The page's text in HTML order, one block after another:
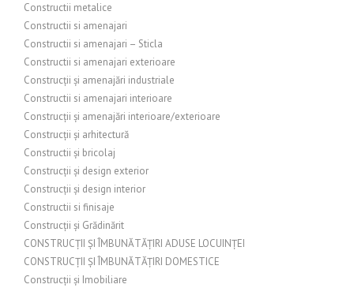
Constructii metalice
Constructii si amenajari
Constructii si amenajari – Sticla
Constructii si amenajari exterioare
Construcții și amenajări industriale
Constructii si amenajari interioare
Construcții și amenajări interioare/exterioare
Construcții și arhitectură
Constructii și bricolaj
Construcții și design exterior
Construcții și design interior
Constructii si finisaje
Construcții și Grădinărit
CONSTRUCȚII ȘI ÎMBUNĂTĂȚIRI ADUSE LOCUINȚEI
CONSTRUCȚII ȘI ÎMBUNĂTĂȚIRI DOMESTICE
Construcții și Imobiliare